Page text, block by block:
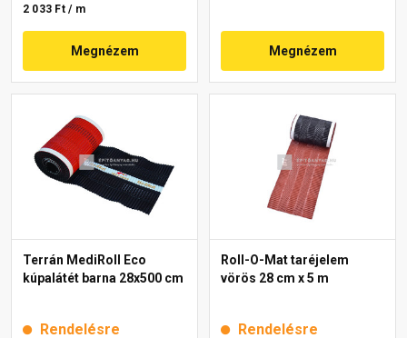
2 033 Ft / m
Megnézem Megnézem
Terrán MediRoll Eco
kúpalátét barna 28x500 cm
Rendelésre
Roll-O-Mat taréjelem
vörös 28 cm x 5 m
Rendelésre